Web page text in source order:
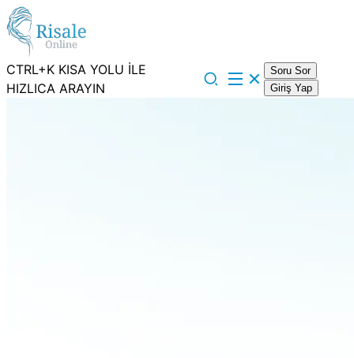
CTRL+K KISA YOLU İLE
HIZLICA ARAYIN
Soru Sor
Giriş Yap